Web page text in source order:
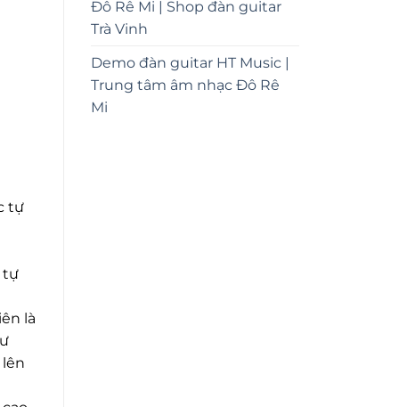
tự
tự
là
Đô Rê Mi | Shop đàn guitar
Trà Vinh
Demo đàn guitar HT Music |
Trung tâm âm nhạc Đô Rê
Mi